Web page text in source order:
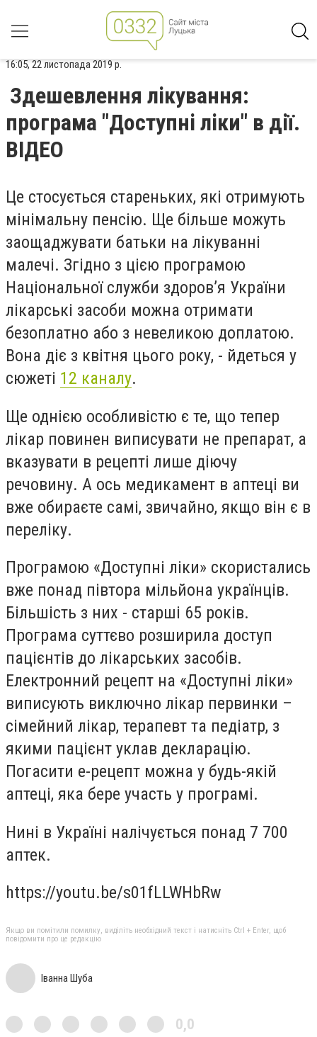
16:05, 22 листопада 2019 р.
Здешевлення лікування:
програма "Доступні ліки" в дії.
ВІДЕО
Це стосується стареньких, які отримують
мінімальну пенсію. Ще більше можуть
заощаджувати батьки на лікуванні
малечі. Згідно з цією програмою
Національної служби здоров’я України
лікарські засоби можна отримати
безоплатно або з невеликою доплатою.
Вона діє з квітня цього року, - йдеться у
сюжеті 12 каналу.
Ще однією особливістю є те, що тепер
лікар повинен виписувати не препарат, а
вказувати в рецепті лише діючу
речовину. А ось медикамент в аптеці ви
вже обираєте самі, звичайно, якщо він є в
переліку.
Програмою «Доступні ліки» скористались
вже понад півтора мільйона українців.
Більшість з них - старші 65 років.
Програма суттєво розширила доступ
пацієнтів до лікарських засобів.
Електронний рецепт на «Доступні ліки»
виписують виключно лікар первинки –
сімейний лікар, терапевт та педіатр, з
якими пацієнт уклав декларацію.
Погасити е-рецепт можна у будь-якій
аптеці, яка бере участь у програмі.
Нині в Україні налічується понад 7 700
аптек.
https://youtu.be/s01fLLWHbRw
Якщо ви помітили помилку, виділіть необхідний текст і натисніть Ctrl + Enter, щоб
повідомити про це редакцію
Іванна Шуба
0,0